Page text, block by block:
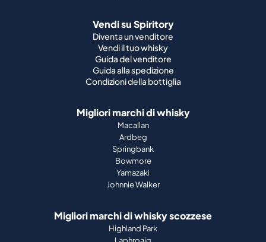
Vendi su Spiritory
Diventa un venditore
Vendi il tuo whisky
Guida del venditore
Guida alla spedizione
Condizioni della bottiglia
Migliori marchi di whisky
Macallan
Ardbeg
Springbank
Bowmore
Yamazaki
Johnnie Walker
Migliori marchi di whisky scozzese
Highland Park